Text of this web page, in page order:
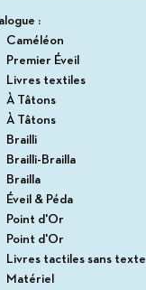
:
Caméléon
Premier Éveil
Livres textiles
À Tâtons
À Tâtons
Brailli
Brailli-Brailla
Brailla
Éveil & Péda
Point d'Or
Point d'Or
Livres tactiles sans texte
Matériel